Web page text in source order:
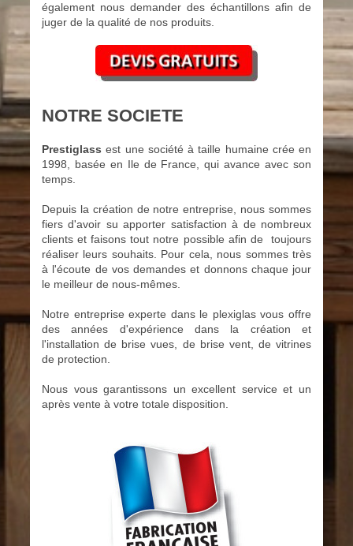
également nous demander des échantillons afin de
juger de la qualité de nos produits.
NOTRE SOCIETE
Prestiglass est une société à taille humaine crée en
1998, basée en Ile de France, qui avance avec son
temps.
Depuis la création de notre entreprise, nous sommes
fiers d'avoir su apporter satisfaction à de nombreux
clientset faisons tout notre possible afin de toujours
réaliser leurs souhaits. Pour cela, nous sommes très
à l'écoute de vos demandes et donnons chaque jour
le meilleur de nous-mêmes.
Notre entreprise experte dans le plexiglas vous offre
des années d'expérience dans la création et
l'installation de brise vues, de brise vent, de vitrines
de protection.
Nous vous garantissons un excellent service et un
après vente à votre totale disposition.